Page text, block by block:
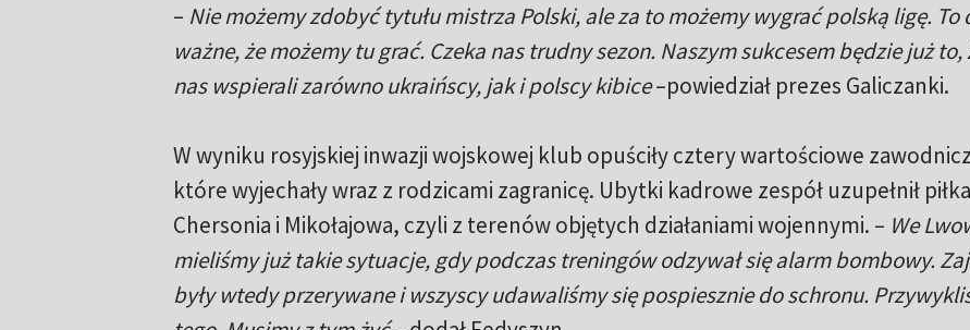
– Nie możemy zdobyć tytułu mistrza Polski, ale za to możemy wygrać polską ligę. To
ważne, że możemy tu grać. Czeka nas trudny sezon. Naszym sukcesem będzie już to,
nas wspierali zarówno ukraińscy, jak i polscy kibice–powiedział prezes Galiczanki.
W wyniku rosyjskiej inwazji wojskowej klub opuściły cztery wartościowe
które wyjechały wraz z rodzicami zagranicę. Ubytki kadrowe zespół uzupełnił
Chersonia i Mikołajowa, czyli z terenów objętych działaniami wojennymi. – We
mieliśmy już takie sytuacje, gdy podczas treningów odzywał się alarm bombowy.
były wtedy przerywane i wszyscy udawaliśmy się pospiesznie do schronu.